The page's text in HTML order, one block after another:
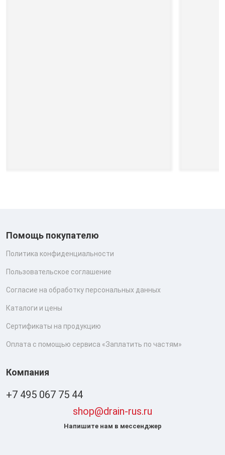
Помощь покупателю
Политика конфиденциальности
Пользовательское соглашение
Согласие на обработку персональных данных
Каталоги и цены
Сертификаты на продукцию
Оплата с помощью сервиса «Заплатить по частям»
Компания
+7 495 067 75 44
shop@drain-rus.ru
Напишите нам в мессенджер